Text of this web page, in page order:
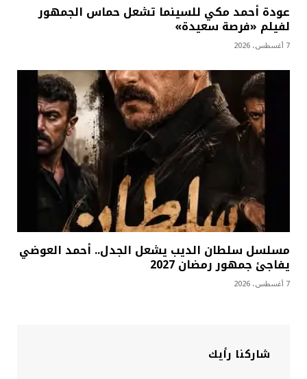
عودة أحمد مكي للسينما تشعل حماس الجمهور
لفيلم «فرصة سعيدة»
7 أغسطس، 2026
مسلسل سلطان الديب يشعل الجدل.. أحمد العوضي
يفاجئ جمهور رمضان 2027
7 أغسطس، 2026
شاركنا رأيك